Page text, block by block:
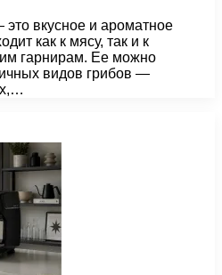
вкусное и ароматное
как к мясу, так и к
гарнирам. Ее можно
видов грибов —